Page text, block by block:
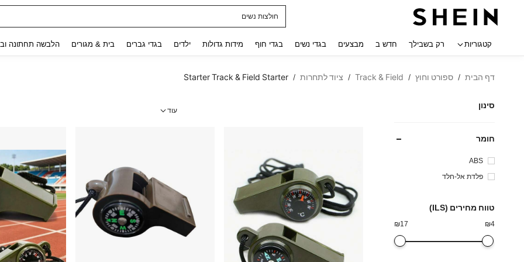
חולצות נשים
קטגוריות רק בשבילך חדש ב מבצעים בגדי נשים בגדי חוף מידות גדולות ילדים בגדי גברים בית & מגורים הלבשה תחתונה
דף הבית / ספורט וחוץ /
Track & Field
/ ציוד לתחרות /
Starter Track & Field Starter
סינון
חומר
ABS
פלדת אל-חלד
טווח מחירים (ILS)
₪17 ₪4
עוד